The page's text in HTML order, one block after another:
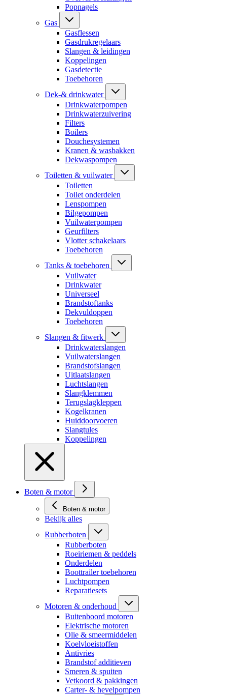
Popnagels
Gas
Gasflessen
Gasdrukregelaars
Slangen & leidingen
Koppelingen
Gasdetectie
Toebehoren
Dek-& drinkwater
Drinkwaterpompen
Drinkwaterzuivering
Filters
Boilers
Douchesystemen
Kranen & wasbakken
Dekwaspompen
Toiletten & vuilwater
Toiletten
Toilet onderdelen
Lenspompen
Bilgepompen
Vuilwaterpompen
Geurfilters
Vlotter schakelaars
Toebehoren
Tanks & toebehoren
Vuilwater
Drinkwater
Universeel
Brandstoftanks
Dekvuldoppen
Toebehoren
Slangen & fitwerk
Drinkwaterslangen
Vuilwaterslangen
Brandstofslangen
Uitlaatslangen
Luchtslangen
Slangklemmen
Terugslagkleppen
Kogelkranen
Huiddoorvoeren
Slangtules
Koppelingen
Boten & motor
Boten & motor
Bekijk alles
Rubberboten
Rubberboten
Roeiriemen & peddels
Onderdelen
Boottrailer toebehoren
Luchtpompen
Reparatiesets
Motoren & onderhoud
Buitenboord motoren
Elektrische motoren
Olie & smeermiddelen
Koelvloeistoffen
Antivries
Brandstof additieven
Smeren & spuiten
Vetkoord & pakkingen
Carter- & hevelpompen